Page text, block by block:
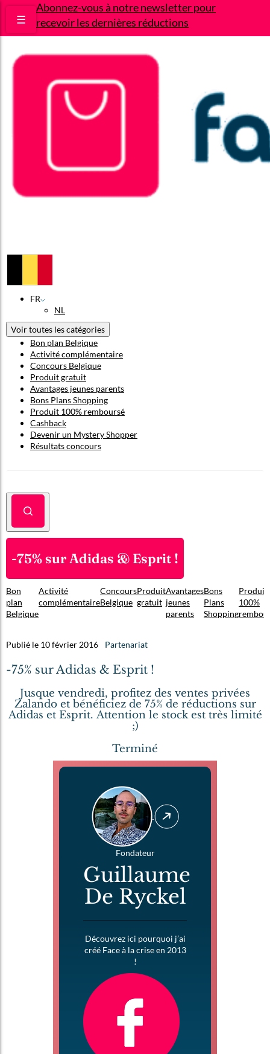
Abonnez-vous à notre newsletter pour
recevoir les dernières réductions
☰
FR
NL
Voir toutes les catégories
Bon plan Belgique
Activité complémentaire
Concours Belgique
Produit gratuit
Avantages jeunes parents
Bons Plans Shopping
Produit 100% remboursé
Cashback
Devenir un Mystery Shopper
Résultats concours
-75% sur Adidas & Esprit !
Bon
plan
Belgique
Activité
complémentaire
Concours
Belgique
Produit
gratuit
Avantages
jeunes
parents
Bons
Plans
Shopping
Produit
100%
Publié le 10 février 2016 Partenariat
-75% sur Adidas & Esprit !
Jusque vendredi, profitez des ventes privées
Zalando et bénéficiez de 75% de réductions sur
Adidas et Esprit. Attention le stock est très limité
;)
Terminé
Fondateur
Guillaume
De Ryckel
Découvrez ici pourquoi j’ai
créé Face à la crise en 2013
!